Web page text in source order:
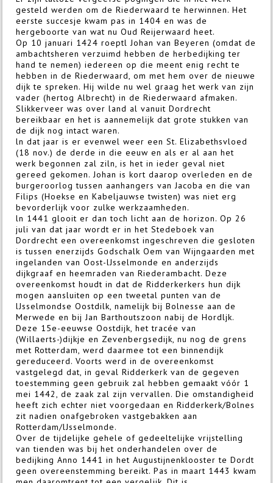
gesteld werden om de Riederwaard te herwinnen. Het
eerste succesje kwam pas in 1404 en was de
hergeboorte van wat nu Oud Reijerwaard heet.
Op 10 januari 1424 roeptl Johan van Beyeren (omdat de
ambachtsheren verzuimd hebben de herbedijking ter
hand te nemen) iedereen op die meent enig recht te
hebben in de Riederwaard, om met hem over de nieuwe
dijk te spreken. Hij wilde nu wel graag het werk van zijn
vader (hertog Albrecht) in de Riederwaard afmaken.
Slikkerveer was over land al vanuit Dordrecht
bereikbaar en het is aannemelijk dat grote stukken van
de dijk nog intact waren.
ln dat jaar is er evenwel weer een St. Elizabethsvloed
(18 nov.) de derde in die eeuw en als er al aan het
werk begonnen zal ziln, is het in ieder geval niet
gereed gekomen. Johan is kort daarop overleden en de
burgeroorlog tussen aanhangers van Jacoba en die van
Filips (Hoekse en Kabeljauwse twisten) was niet erg
bevorderlijk voor zulke werkzaamheden.
ln 1441 glooit er dan toch licht aan de horizon. Op 26
juli van dat jaar wordt er in het Stedeboek van
Dordrecht een overeenkomst ingeschreven die gesloten
is tussen enerzijds Godschalk Oem van Wijngaarden met
ingelanden van Oost-lJsselmonde en anderzijds
dijkgraaf en heemraden van Riederambacht. Deze
overeenkomst houdt in dat de Ridderkerkers hun dijk
mogen aansluiten op een tweetal punten van de
lJsselmondse Oostdilk, namelijk bij Bolnesse aan de
Merwede en bij Jan Barthoutszoon nabij de Hordljk.
Deze 15e-eeuwse Oostdijk, het tracée van
(Willaerts-)dijkje en Zevenbergsedijk, nu nog de grens
met Rotterdam, werd daarmee tot een binnendijk
gereduceerd. Voorts werd in de overeenkomst
vastgelegd dat, in geval Ridderkerk van de gegeven
toestemming geen gebruik zal hebben gemaakt vóór 1
mei 1442, de zaak zal zijn vervallen. Die omstandigheid
heeft zich echter niet voorgedaan en Ridderkerk/Bolnes
zit nadien onafgebroken vastgebakken aan
Rotterdam/lJsselmonde.
Over de tijdelijke gehele of gedeeltelijke vrijstelling
van tienden was bij het onderhandelen over de
bedijking Anno 1441 in het Augustijnenklooster te Dordt
geen overeenstemming bereikt. Pas in maart 1443 kwam